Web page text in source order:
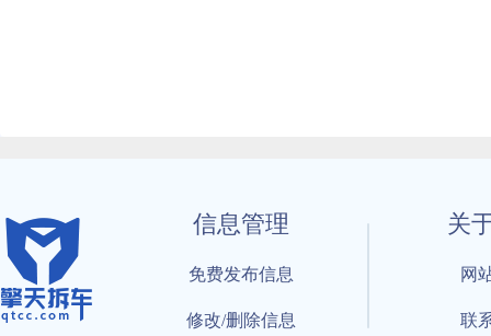
信息管理
免费发布信息
修改/删除信息
关
网
联